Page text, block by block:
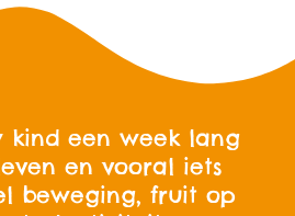
kind een week lang
en vooral iets
beweging, fruit op